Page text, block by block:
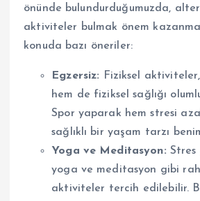
önünde bulundurduğumuzda,
aktiviteler bulmak önem
konuda bazı öneriler:
Egzersiz: Fiziksel
hem de fiziksel sağlığı
Spor yaparak hem stresi
sağlıklı bir yaşam tarzı
Yoga ve Meditasyon: Stres
yoga ve meditasyon gibi
aktiviteler tercih edilebilir.